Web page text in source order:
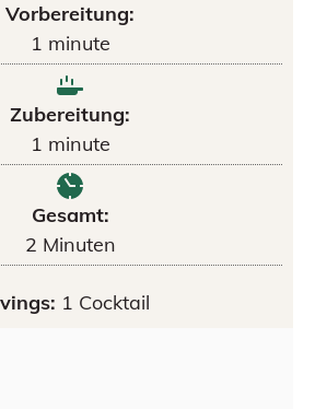
Vorbereitung:
1 minute
Zubereitung:
1 minute
Gesamt:
2 Minuten
1 Cocktail